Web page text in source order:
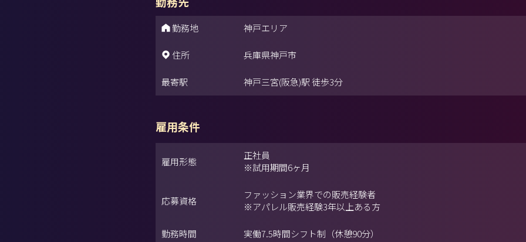
勤務地 神戸エリア
住所 兵庫県神戸市
最寄駅 神戸三宮(阪急)駅 徒歩3分
雇用条件
雇用形態
正社員
※試用期間6ヶ月
応募資格
ファッション業界での販売経験者
※アパレル販売経験3年以上ある方
勤務時間 実働7.5時間シフト制（休憩90分）